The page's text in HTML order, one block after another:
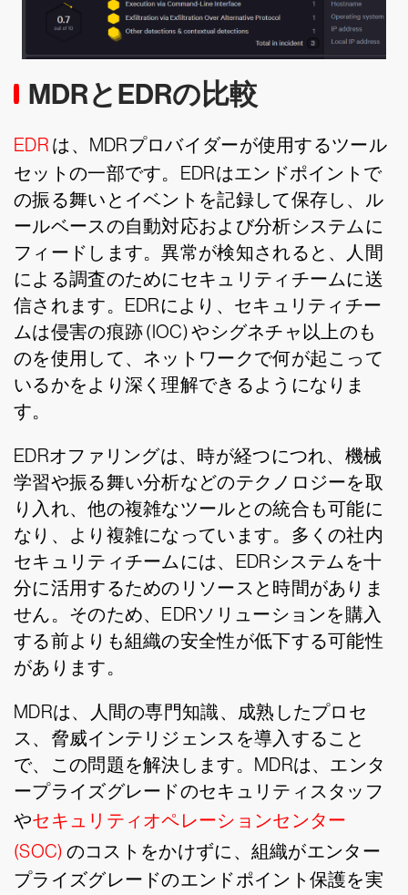
MDRとEDRの比較
EDR は、MDRプロバイダーが使用するツール
セットの一部です。EDRはエンドポイントで
の振る舞いとイベントを記録して保存し、ル
ールベースの自動対応および分析システムに
フィードします。異常が検知されると、人間
による調査のためにセキュリティチームに送
信されます。EDRにより、セキュリティチー
ムは侵害の痕跡 (IOC) やシグネチャ以上のも
のを使用して、ネットワークで何が起こって
いるかをより深く理解できるようになりま
す。
EDRオファリングは、時が経つにつれ、機械
学習や振る舞い分析などのテクノロジーを取
り入れ、他の複雑なツールとの統合も可能に
なり、より複雑になっています。多くの社内
セキュリティチームには、EDRシステムを十
分に活用するためのリソースと時間がありま
せん。そのため、EDRソリューションを購入
する前よりも組織の安全性が低下する可能性
があります。
MDRは、人間の専門知識、成熟したプロセ
ス、脅威インテリジェンスを導入すること
で、この問題を解決します。MDRは、エンタ
ープライズグレードのセキュリティスタッフ
やセキュリティオペレーションセンター
(SOC) のコストをかけずに、組織がエンター
プライズグレードのエンドポイント保護を実